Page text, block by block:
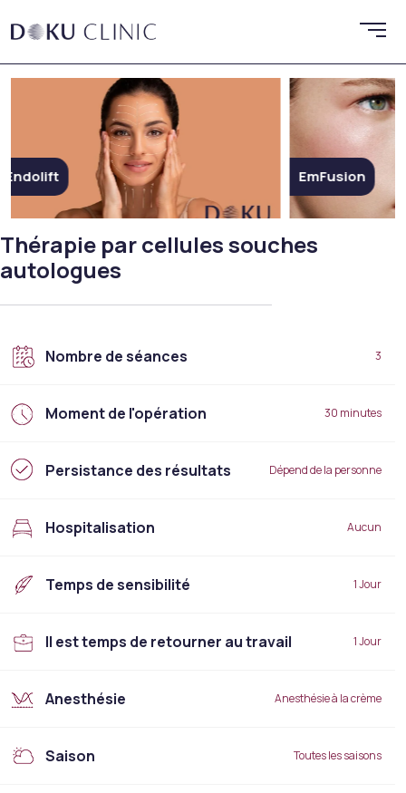
EmFusion Botox
Thérapie par cellules souches
autologues
Nombre de séances 3
Moment de l'opération 30 minutes
Persistance des résultats Dépend de la personne
Hospitalisation Aucun
Temps de sensibilité 1 Jour
Il est temps de retourner au travail 1 Jour
Anesthésie Anesthésie à la crème
Saison Toutes les saisons